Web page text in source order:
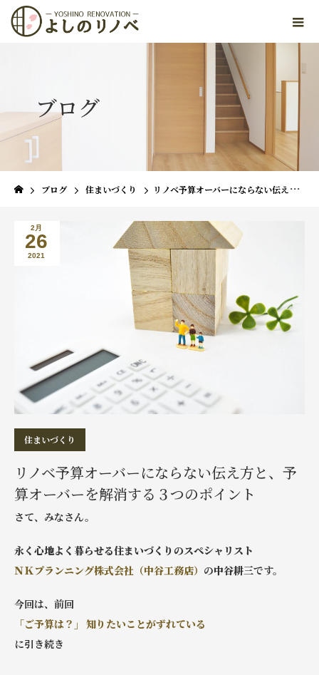
ブログ
ブログ 住まいづくり リノベ予算オーバーにならない伝え方と、予算オーバーを解消する３つのポイント
2月
26
2021
住まいづくり
リノベ予算オーバーにならない伝え方と、予
算オーバーを解消する３つのポイント
さて、みなさん。
永く心地よく暮らせる住まいづくりのスペシャリスト
ＮＫプランニング株式会社（中谷工務店） の中谷耕三です。
今回は、前回
「ご予算は？」 知りたいことがずれている
に引き続き